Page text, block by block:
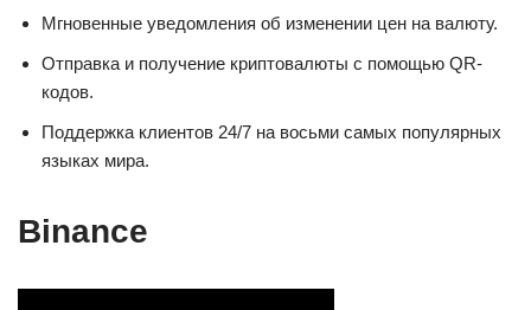
Мгновенные уведомления об изменении цен на валюту.
Отправка и получение криптовалюты с помощью QR-
кодов.
Поддержка клиентов 24/7 на восьми самых популярных
языках мира.
Binance